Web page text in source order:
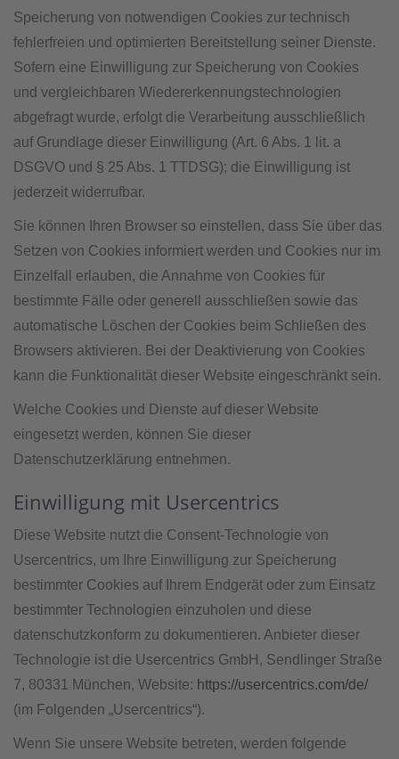
Speicherung von notwendigen Cookies zur technisch
fehlerfreien und optimierten Bereitstellung seiner Dienste.
Sofern eine Einwilligung zur Speicherung von Cookies
und vergleichbaren Wiedererkennungstechnologien
abgefragt wurde, erfolgt die Verarbeitung ausschließlich
auf Grundlage dieser Einwilligung (Art. 6 Abs. 1 lit. a
DSGVO und § 25 Abs. 1 TTDSG); die Einwilligung ist
jederzeit widerrufbar.
Sie können Ihren Browser so einstellen, dass Sie über das
Setzen von Cookies informiert werden und Cookies nur im
Einzelfall erlauben, die Annahme von Cookies für
bestimmte Fälle oder generell ausschließen sowie das
automatische Löschen der Cookies beim Schließen des
Browsers aktivieren. Bei der Deaktivierung von Cookies
kann die Funktionalität dieser Website eingeschränkt sein.
Welche Cookies und Dienste auf dieser Website
eingesetzt werden, können Sie dieser
Datenschutzerklärung entnehmen.
Einwilligung mit Usercentrics
Diese Website nutzt die Consent-Technologie von
Usercentrics, um Ihre Einwilligung zur Speicherung
bestimmter Cookies auf Ihrem Endgerät oder zum Einsatz
bestimmter Technologien einzuholen und diese
datenschutzkonform zu dokumentieren. Anbieter dieser
Technologie ist die Usercentrics GmbH, Sendlinger Straße
7, 80331 München, Website: https://usercentrics.com/de/
(im Folgenden „Usercentrics“).
Wenn Sie unsere Website betreten, werden folgende